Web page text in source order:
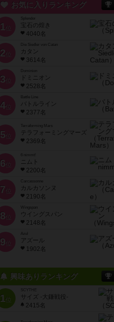
お気に入りランキング
1 位
宝石の煌き
4040名
2 位
Die Siedler von Catan
カタン
3614名
3 位
ドミニオン
2528名
4位
Battle Line
バトルライン
2377名
5 位
Terraforming Mars
テラフォーミングマーズ
2369名
6 位
ニムト
2200名
7 位
Carcassonne
カルカソンヌ
2190名
8 位
Wingspan
ウイングスパン
2148名
9 位
Azul
アズール
1902名
興味ありランキング
1位
SCYTHE
サイズ -大鎌戦役-
2415名